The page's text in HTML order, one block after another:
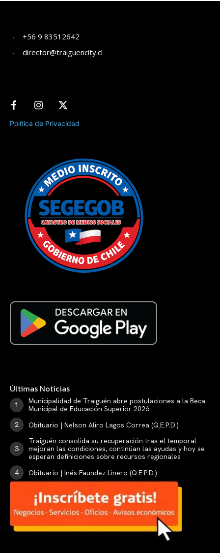
+56 9 83512642
director@traiguencity.cl
Política de Privacidad
Últimas Noticias
Municipalidad de Traiguén abre postulaciones a la Beca
Municipal de Educación Superior 2026
Obituario | Nelson Aliro Lagos Correa (Q.E.P.D.)
Traiguén consolida su recuperación tras el temporal:
mejoran las condiciones, continúan las ayudas y hoy se
esperan definiciones sobre recursos regionales
Obituario | Inés Faundez Linero (Q.E.P.D.)